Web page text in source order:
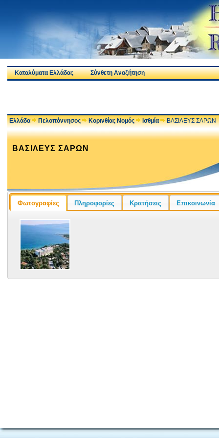
Καταλύματα Ελλάδας Σύνθετη Αναζήτηση
Ελλάδα Πελοπόννησος Κορινθίας Νομός Ισθμία ΒΑΣΙΛΕΥΣ ΣΑΡΩΝ
ΒΑΣΙΛΕΥΣ ΣΑΡΩΝ
Φωτογραφίες Πληροφορίες Κρατήσεις Επικοινωνία